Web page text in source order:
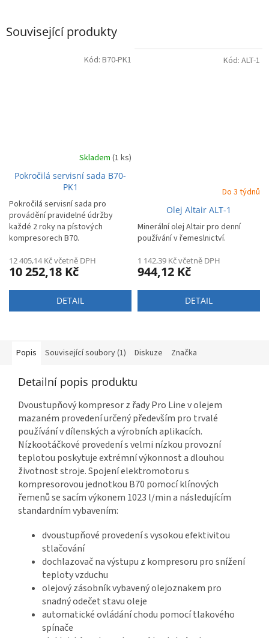
Související produkty
Skladem (1 ks)
Pokročilá servisní sada B70-
PK1
Pokročilá servisní sada pro
provádění pravidelné údržby
každé 2 roky na pístových
kompresorech B70.
12 405,14 Kč včetně DPH
10 252,18 Kč
DETAIL
Kód: B70-PK1
Do 3 týdnů
Olej Altair ALT-1
Minerální olej Altair pro denní
používání v řemeslnictví.
1 142,39 Kč včetně DPH
944,12 Kč
DETAIL
Kód: ALT-1
Popis Související soubory (1) Diskuze Značka
Detailní popis produktu
Dvoustupňový kompresor z řady Pro Line v olejem
mazaném provedení určený především pro trvalé
používání v dílenských a výrobních aplikacích.
Nízkootáčkové provedení s velmi nízkou provozní
teplotou poskytuje extrémní výkonnost a dlouhou
životnost stroje. Spojení elektromotoru s
kompresorovou jednotkou B70 pomocí klínových
řemenů se sacím výkonem 1023 l/min a následujícím
standardním vybavením:
dvoustupňové provedení s vysokou efektivitou
stlačování
dochlazovač na výstupu z kompresoru pro snížení
teploty vzduchu
olejový zásobník vybavený olejoznakem pro
snadný odečet stavu oleje
automatické ovládání chodu pomocí tlakového
spínače